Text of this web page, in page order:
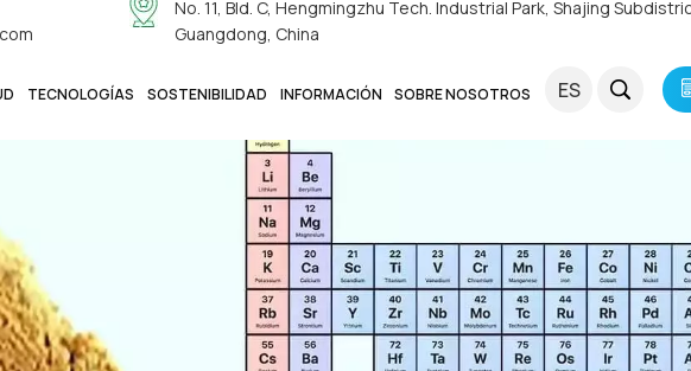
No. 11, Bld. C, Hengmingzhu Tech. Industrial Park, Shajing
Guangdong, China
TECNOLOGÍAS SOSTENIBILIDAD INFORMACIÓN SOBRE NOSOTROS ES